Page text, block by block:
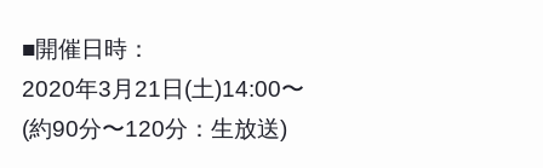
■開催日時：
2020年3月21日(土)14:00〜
(約90分〜120分：生放送)